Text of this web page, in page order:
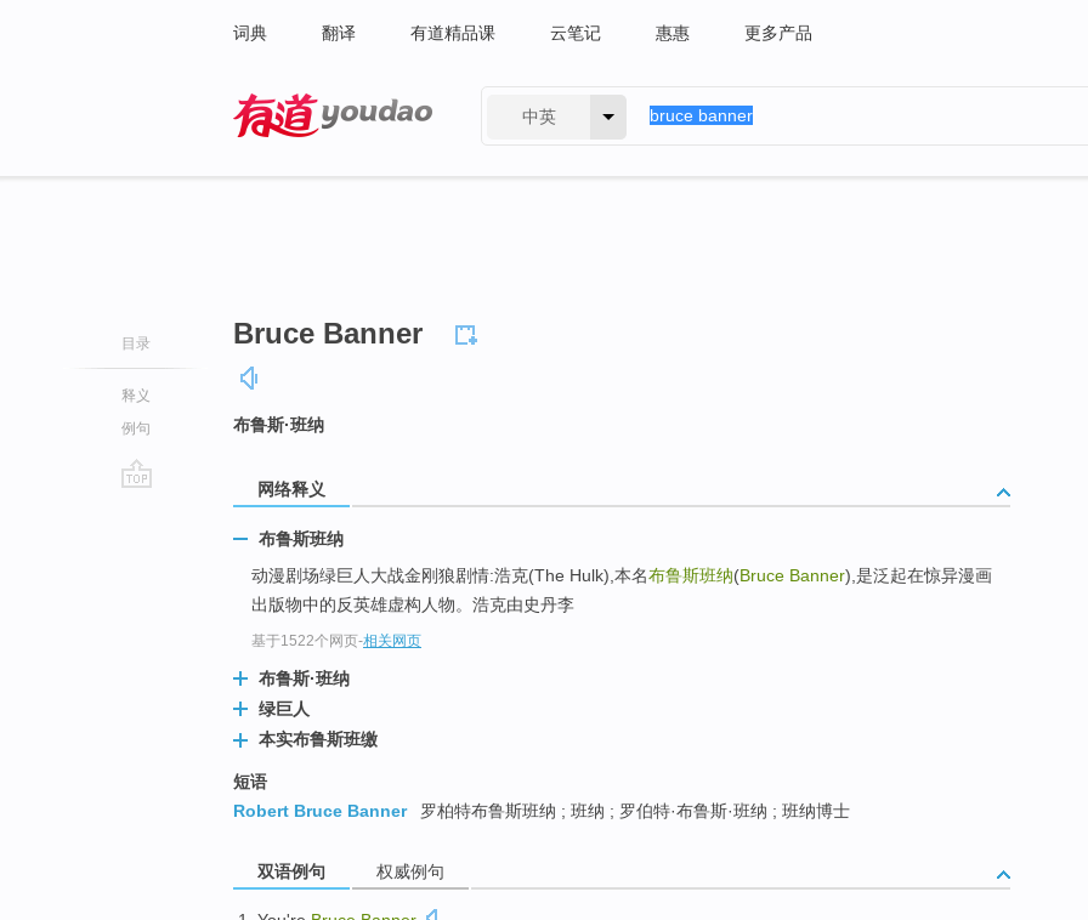
词典 翻译 有道精品课 云笔记 惠惠 更多产品
中英
目录
释义
例句
Bruce Banner
布鲁斯·班纳
网络释义
布鲁斯班纳
动漫剧场绿巨人大战金刚狼剧情:浩克(The Hulk),本名布鲁斯班纳(Bruce Banner),是泛起在惊异漫画
出版物中的反英雄虚构人物。浩克由史丹李
基于1522个网页-相关网页
布鲁斯·班纳
绿巨人
本实布鲁斯班缴
短语
Robert Bruce Banner
罗柏特布鲁斯班纳 ; 班纳 ; 罗伯特·布鲁斯·班纳 ; 班纳博士
双语例句 权威例句